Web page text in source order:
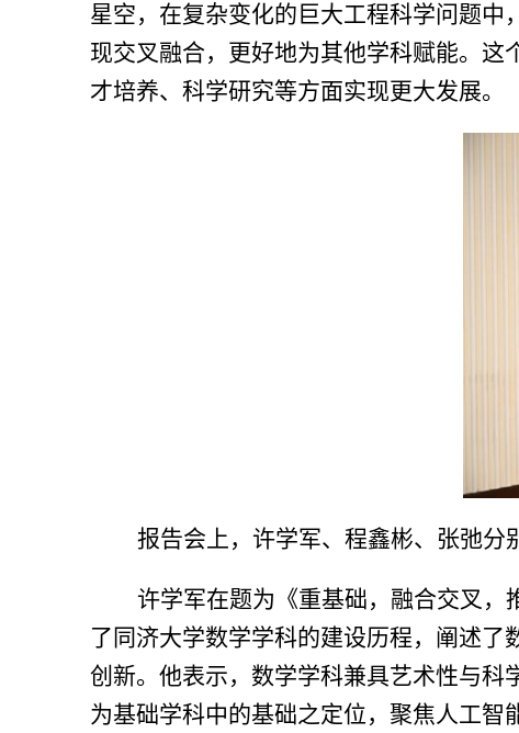
星空，在复杂变化的巨大工程科学问题
现交叉融合，更好地为其他学科赋能。
才培养、科学研究等方面实现更大发展。
报告会上，许学军、程鑫彬、张弛分
许学军在题为《重基础，融合交叉
了同济大学数学学科的建设历程，阐述
创新。他表示，数学学科兼具艺术性与科
为基础学科中的基础之定位，聚焦人工智